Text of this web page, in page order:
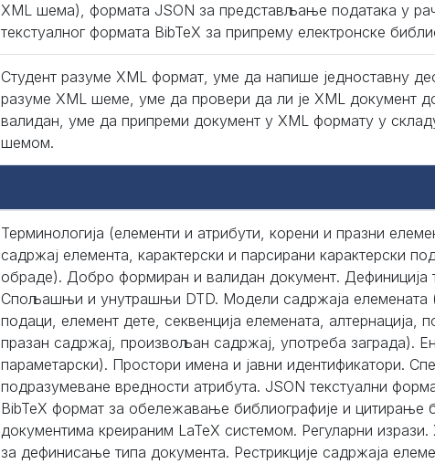
XML шема), формата JSON за представљање података у
текстуалног формата BibTeX за припрему електронске
Студент разуме XML формат, уме да напише једноставну
разуме XML шеме, уме да провери да ли је XML документ
валидан, уме да припреми документ у XML формату у
шемом.
Терминологија (елементи и атрибути, корени и празни
садржај елемента, карактерски и парсирани карактерски
обраде). Добро формиран и валидан документ. Дефиниција
Спољашњи и унутрашњи DTD. Модели садржаја елемената
подаци, елемент дете, секвенција елемената,
празан садржај, произвољан садржај, употреба заграда).
параметарски). Простори имена и јавни идентификатори.
подразумеване вредности атрибута. JSON текстуални
BibTeX формат за обележавање библиографије и цитирање
документима креираним LaTeX системом. Регуларни
за дефинисање типа документа. Рестрикције садржаја